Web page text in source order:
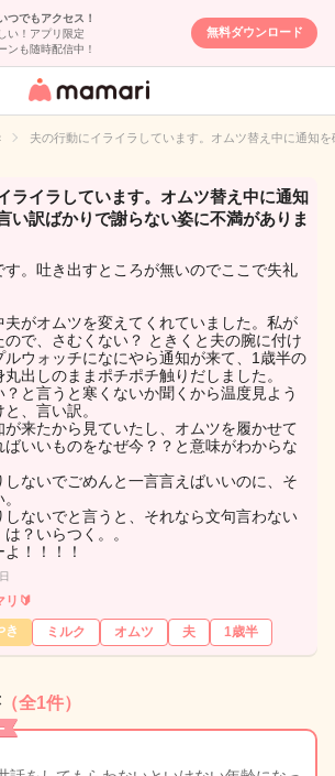
つでもアクセス！
い！アプリ限定
ンも随時配信中！
無料ダウンロード
女性専用匿名QA
イト
夫の行動にイライラしています。オムツ替え中に通知
ライラしています。オムツ替え中に通知
い訳ばかりで謝らない姿に不満がありま
す。吐き出すところが無いのでここで失礼
夫がオムツを変えてくれていました。私が
ので、さむくない？ ときくと夫の腕に付け
ルウォッチになにやら通知が来て、1歳半の
出しのままポチポチ触りだしました。
と言うと寒くないか聞くから温度見よう
、言い訳。
が来たから見ていたし、オムツを履かせて
ばいいものをなぜ今？？と意味がわからな
しないでごめんと一言言えばいいのに、そ
しないでと言うと、それなら文句言わない
？いらつく。。
！！！！
リ🔰
き
ミルク オムツ 夫 1歳半
（全1件）